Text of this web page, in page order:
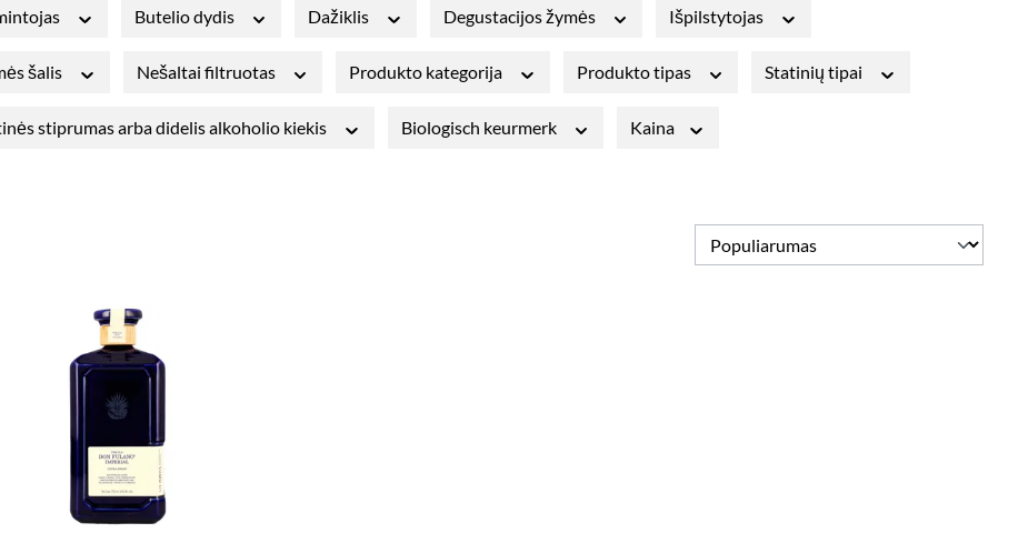
Butelio dydis Dažiklis Degustacijos žymės Išpilstytojas
šalis Nešaltai filtruotas Produkto kategorija Produkto tipas Statinių tipai
stiprumas arba didelis alkoholio kiekis Biologisch keurmerk Kaina